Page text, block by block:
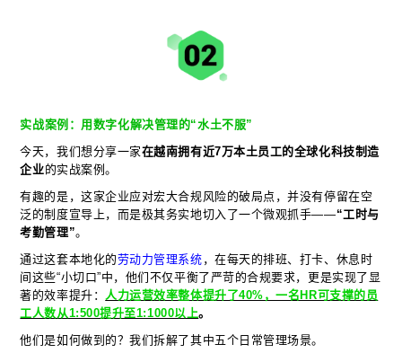
实战案例：用数字化解决管理的“水土不服”
今天，我们想分享一家在越南拥有近7万本土员工的全球化科技制造
企业的实战案例。
有趣的是，这家企业应对宏大合规风险的破局点，并没有停留在空
泛的制度宣导上，而是极其务实地切入了一个微观抓手——“工时与
考勤管理”。
通过这套本地化的劳动力管理系统 ，在每天的排班、打卡、休息时
间这些“小切口”中，他们不仅平衡了严苛的合规要求，更是实现了显
著的效率提升：人力运营效率整体提升了40%，一名HR可支撑的员
工人数从1:500提升至1:1000以上。
他们是如何做到的？我们拆解了其中五个日常管理场景。